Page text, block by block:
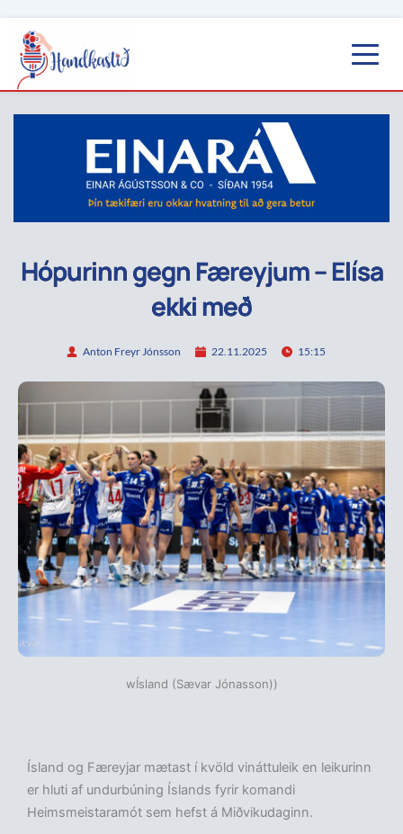
Hópurinn gegn Færeyjum – Elísa
ekki með
Anton Freyr Jónsson 22.11.2025 15:15
wÍsland (Sævar Jónasson))
Ísland og Færeyjar mætast í kvöld vináttuleik en leikurinn
er hluti af undurbúning Íslands fyrir komandi
Heimsmeistaramót sem hefst á Miðvikudaginn.